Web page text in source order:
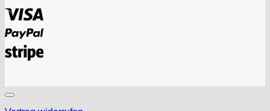
PayPal
Stripe